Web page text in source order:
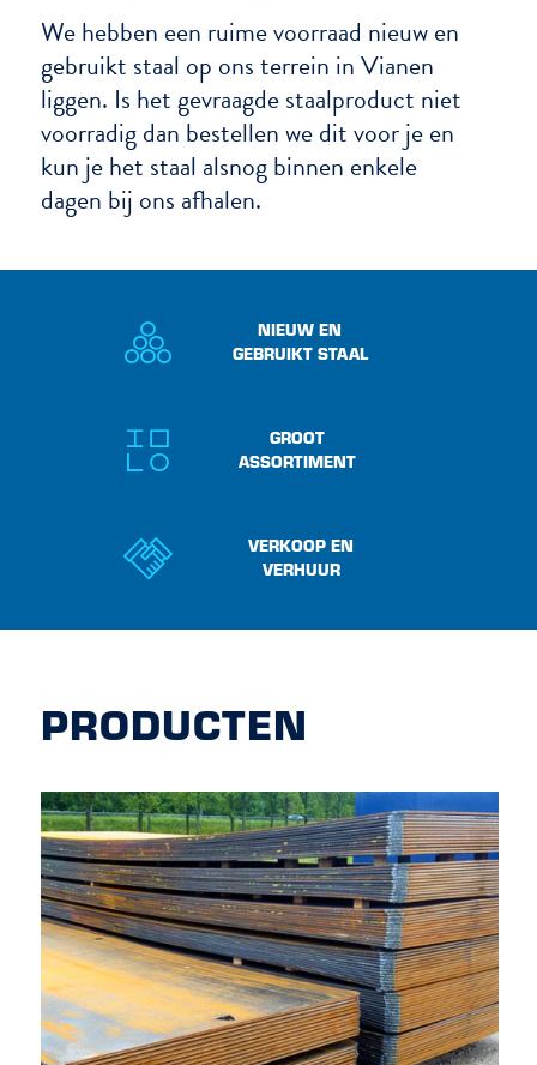
We hebben een ruime voorraad nieuw en
gebruikt staal op ons terrein in Vianen
liggen. Is het gevraagde staalproduct niet
voorradig dan bestellen we dit voor je en
kun je het staal alsnog binnen enkele
dagen bij ons afhalen.
NIEUW EN
GEBRUIKT STAAL
GROOT
ASSORTIMENT
VERKOOP EN
VERHUUR
PRODUCTEN